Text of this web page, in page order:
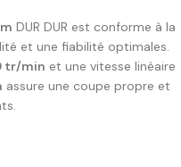
DUR DUR est conforme à la
et une fiabilité optimales.
tr/min et une vitesse linéaire
assure une coupe propre et